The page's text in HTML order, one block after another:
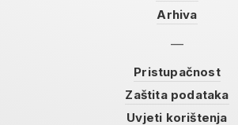
Arhiva
Pristupačnost
Zaštita podataka
Uvjeti korištenja